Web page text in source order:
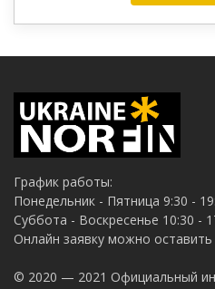
График работы:
Понедельник - Пятница 9:30 -
Суббота - Воскресенье 10:30 -
Онлайн заявку можно
© 2020 — 2021 Официальный